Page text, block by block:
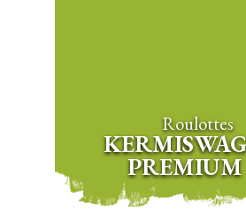
Roulottes
PREMIUM